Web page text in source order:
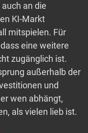
an die
KI-Markt
mitspielen. Für
eine weitere
zugänglich ist.
außerhalb der
und
wen abhängt,
als vielen lieb ist.